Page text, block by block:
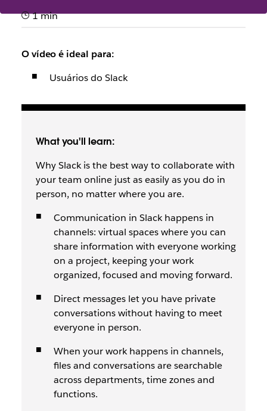
1 min
O vídeo é ideal para:
Usuários do Slack
What you'll learn:
Why Slack is the best way to collaborate with
your team online just as easily as you do in
person, no matter where you are.
Communication in Slack happens in
channels: virtual spaces where you can
share information with everyone working
on a project, keeping your work
organized, focused and moving forward.
Direct messages let you have private
conversations without having to meet
everyone in person.
When your work happens in channels,
files and conversations are searchable
across departments, time zones and
functions.